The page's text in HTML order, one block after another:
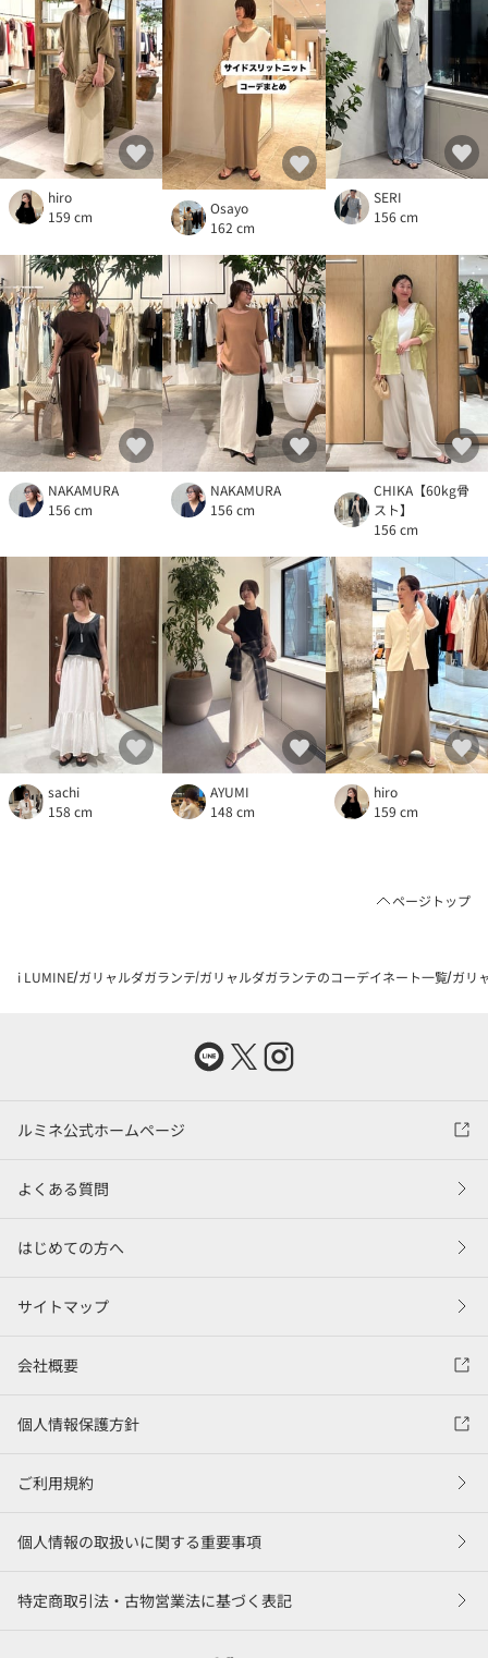
hiro
159 cm
Osayo
162 cm
SERI
156 cm
NAKAMURA
156 cm
NAKAMURA
156 cm
CHIKA【60kg骨
スト】
156 cm
sachi
158 cm
AYUMI
148 cm
hiro
159 cm
ページトップ
i LUMINE ガリャルダガランテ ガリャルダガランテのコーデイネート一覧 ガリ
ルミネ公式ホームページ
よくある質問
はじめての方へ
サイトマップ
会社概要
個人情報保護方針
ご利用規約
個人情報の取扱いに関する重要事項
特定商取引法・古物営業法に基づく表記